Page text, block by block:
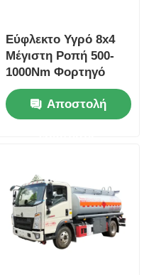
Εύφλεκτο Υγρό 8x4
Μέγιστη Ροπή 500-
1000Nm Φορτηγό
Βυτιοφόρο Καυσίμου
Μεταφορικό Όχημα
Αποστολή